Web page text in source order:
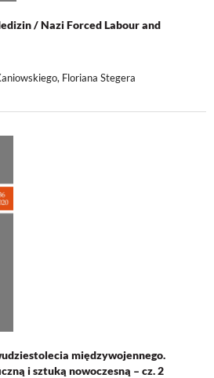
/ Nazi Forced Labour and
Floriana Stegera
międzywojennego.
i sztuką nowoczesną – cz. 2